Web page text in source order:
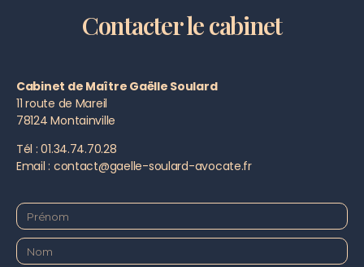
Contacter le cabinet
Cabinet de Maître Gaëlle Soulard
11 route de Mareil
78124 Montainville
Tél : 01.34.74.70.28
Email : contact@gaelle-soulard-avocate.fr